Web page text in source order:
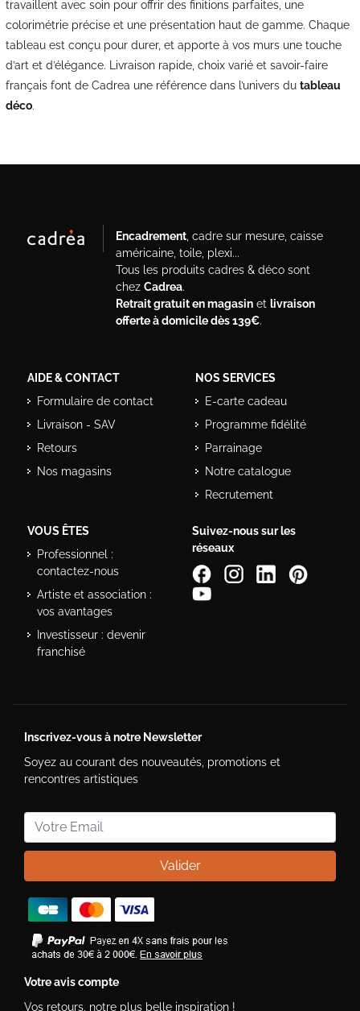
travaillent avec soin pour offrir des finitions parfaites, une
colorimétrie précise et une présentation haut de gamme. Chaque
tableau est conçu pour durer, et apporte à vos murs une touche
d’art et d’élégance. Livraison rapide, choix varié et savoir-faire
français font de Cadrea une référence dans l’univers du tableau
déco.
Encadrement, cadre sur mesure, caisse
américaine, toile, plexi...
Tous les produits cadres & déco sont
chez Cadrea.
Retrait gratuit en magasinet livraison
offerte à domicile dès 139€.
AIDE & CONTACT
Formulaire de contact
Livraison - SAV
Retours
Nos magasins
NOS SERVICES
E-carte cadeau
Programme fidélité
Parrainage
Notre catalogue
Recrutement
VOUS ÊTES
Professionnel :
contactez-nous
Artiste et association :
vos avantages
Investisseur : devenir
franchisé
Suivez-nous sur les
réseaux
Inscrivez-vous à notre Newsletter
Soyez au courant des nouveautés, promotions et
rencontres artistiques
Valider
Votre avis compte
Vos retours, notre plus belle inspiration !